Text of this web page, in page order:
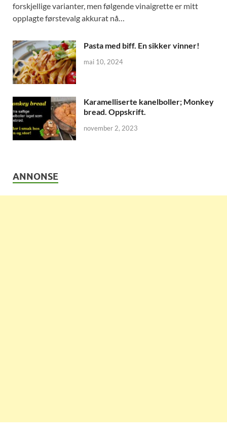
forskjellige varianter, men følgende vinaigrette er mitt
opplagte førstevalg akkurat nå…
Pasta med biff. En sikker vinner!
mai 10, 2024
Karamelliserte kanelboller; Monkey
bread. Oppskrift.
november 2, 2023
ANNONSE